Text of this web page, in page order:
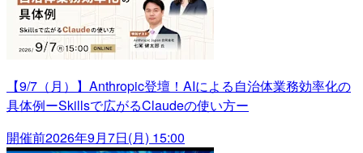
【9/7（月）】Anthropic登壇！AIによる自治体業務効率化の
具体例ーSkillsで広がるClaudeの使い方ー
開催前2026年9月7日(月) 15:00